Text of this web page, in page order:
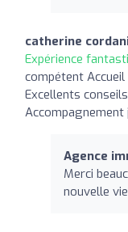
catherine
Expérience
compétent
Excellents
Accompagnement
Agence
Merci
nouvelle